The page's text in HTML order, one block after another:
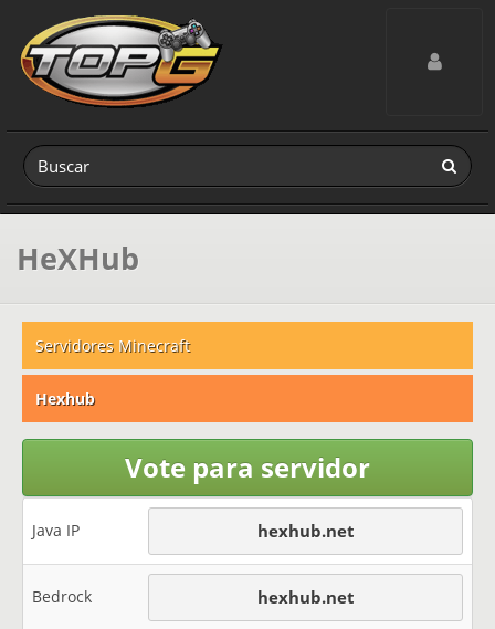
Toggle
HeXHub
Servidores Minecraft
Hexhub
Vote para servidor
Java IP hexhub.net
Bedrock hexhub.net